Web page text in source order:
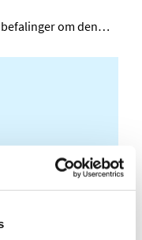
om den…